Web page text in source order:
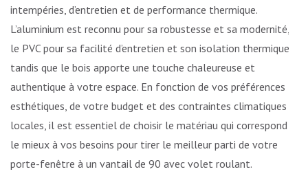
intempéries, d’entretien et de performance thermique.
L’aluminium est reconnu pour sa robustesse et sa modernité,
le PVC pour sa facilité d’entretien et son isolation thermique,
tandis que le bois apporte une touche chaleureuse et
authentique à votre espace. En fonction de vos préférences
esthétiques, de votre budget et des contraintes climatiques
locales, il est essentiel de choisir le matériau qui correspond
le mieux à vos besoins pour tirer le meilleur parti de votre
porte-fenêtre à un vantail de 90 avec volet roulant.